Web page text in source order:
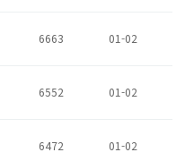
6663 01-02
6552 01-02
6472 01-02